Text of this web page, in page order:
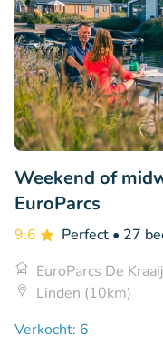
Weekend of
EuroParcs
9.6 Perfect • 27
EuroParcs De
Linden (10km)
Verkocht: 6